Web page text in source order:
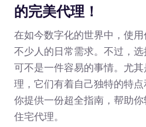
的完美代理！
在如今数字化的世界中，使
不少人的日常需求。不过，
可不是一件容易的事情。尤
理，它们有着自己独特的特
你提供一份超全指南，帮助
住宅代理。